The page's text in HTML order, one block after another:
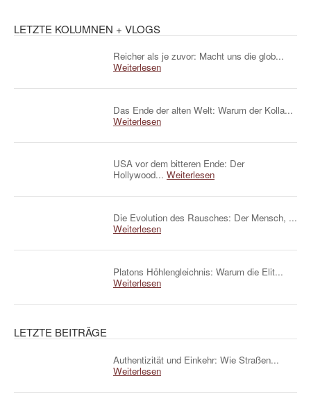
LETZTE KOLUMNEN + VLOGS
Reicher als je zuvor: Macht uns die glob...
Weiterlesen
Das Ende der alten Welt: Warum der Kolla...
Weiterlesen
USA vor dem bitteren Ende: Der
Hollywood... Weiterlesen
Die Evolution des Rausches: Der Mensch, ...
Weiterlesen
Platons Höhlengleichnis: Warum die Elit...
Weiterlesen
LETZTE BEITRÄGE
Authentizität und Einkehr: Wie Straßen...
Weiterlesen